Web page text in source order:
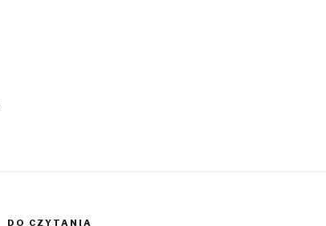
DO CZYTANIA